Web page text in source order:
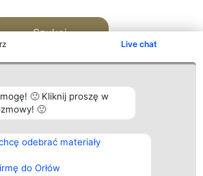
Live chat
🙂 Kliknij proszę w
🙂
odebrać materiały
do Orłów
Szukaj
Plebiscyt
Laureaci
wszystkich
Laureatów
Kontakt
Kontakt